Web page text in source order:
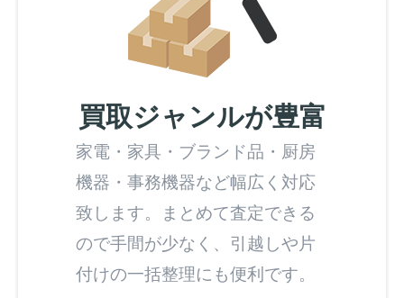
買取ジャンルが豊富
家電・家具・ブランド品・厨房
機器・事務機器など幅広く対応
致します。まとめて査定できる
ので手間が少なく、引越しや片
付けの一括整理にも便利です。